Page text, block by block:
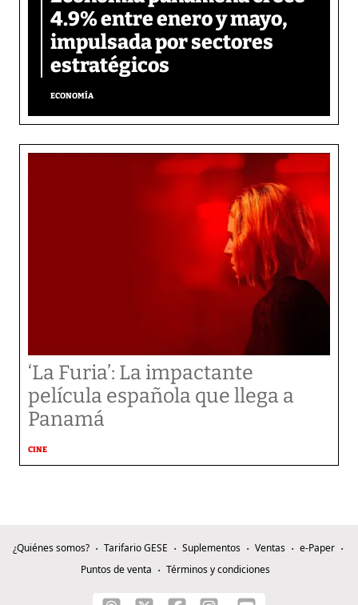
4.9% entre enero y mayo,
impulsada por sectores
estratégicos
ECONOMÍA
‘La Furia’: La impactante
película española que llega a
Panamá
CINE
¿Quiénes somos? Tarifario GESE Suplementos Ventas
e-Paper
Puntos de venta
Términos y condiciones